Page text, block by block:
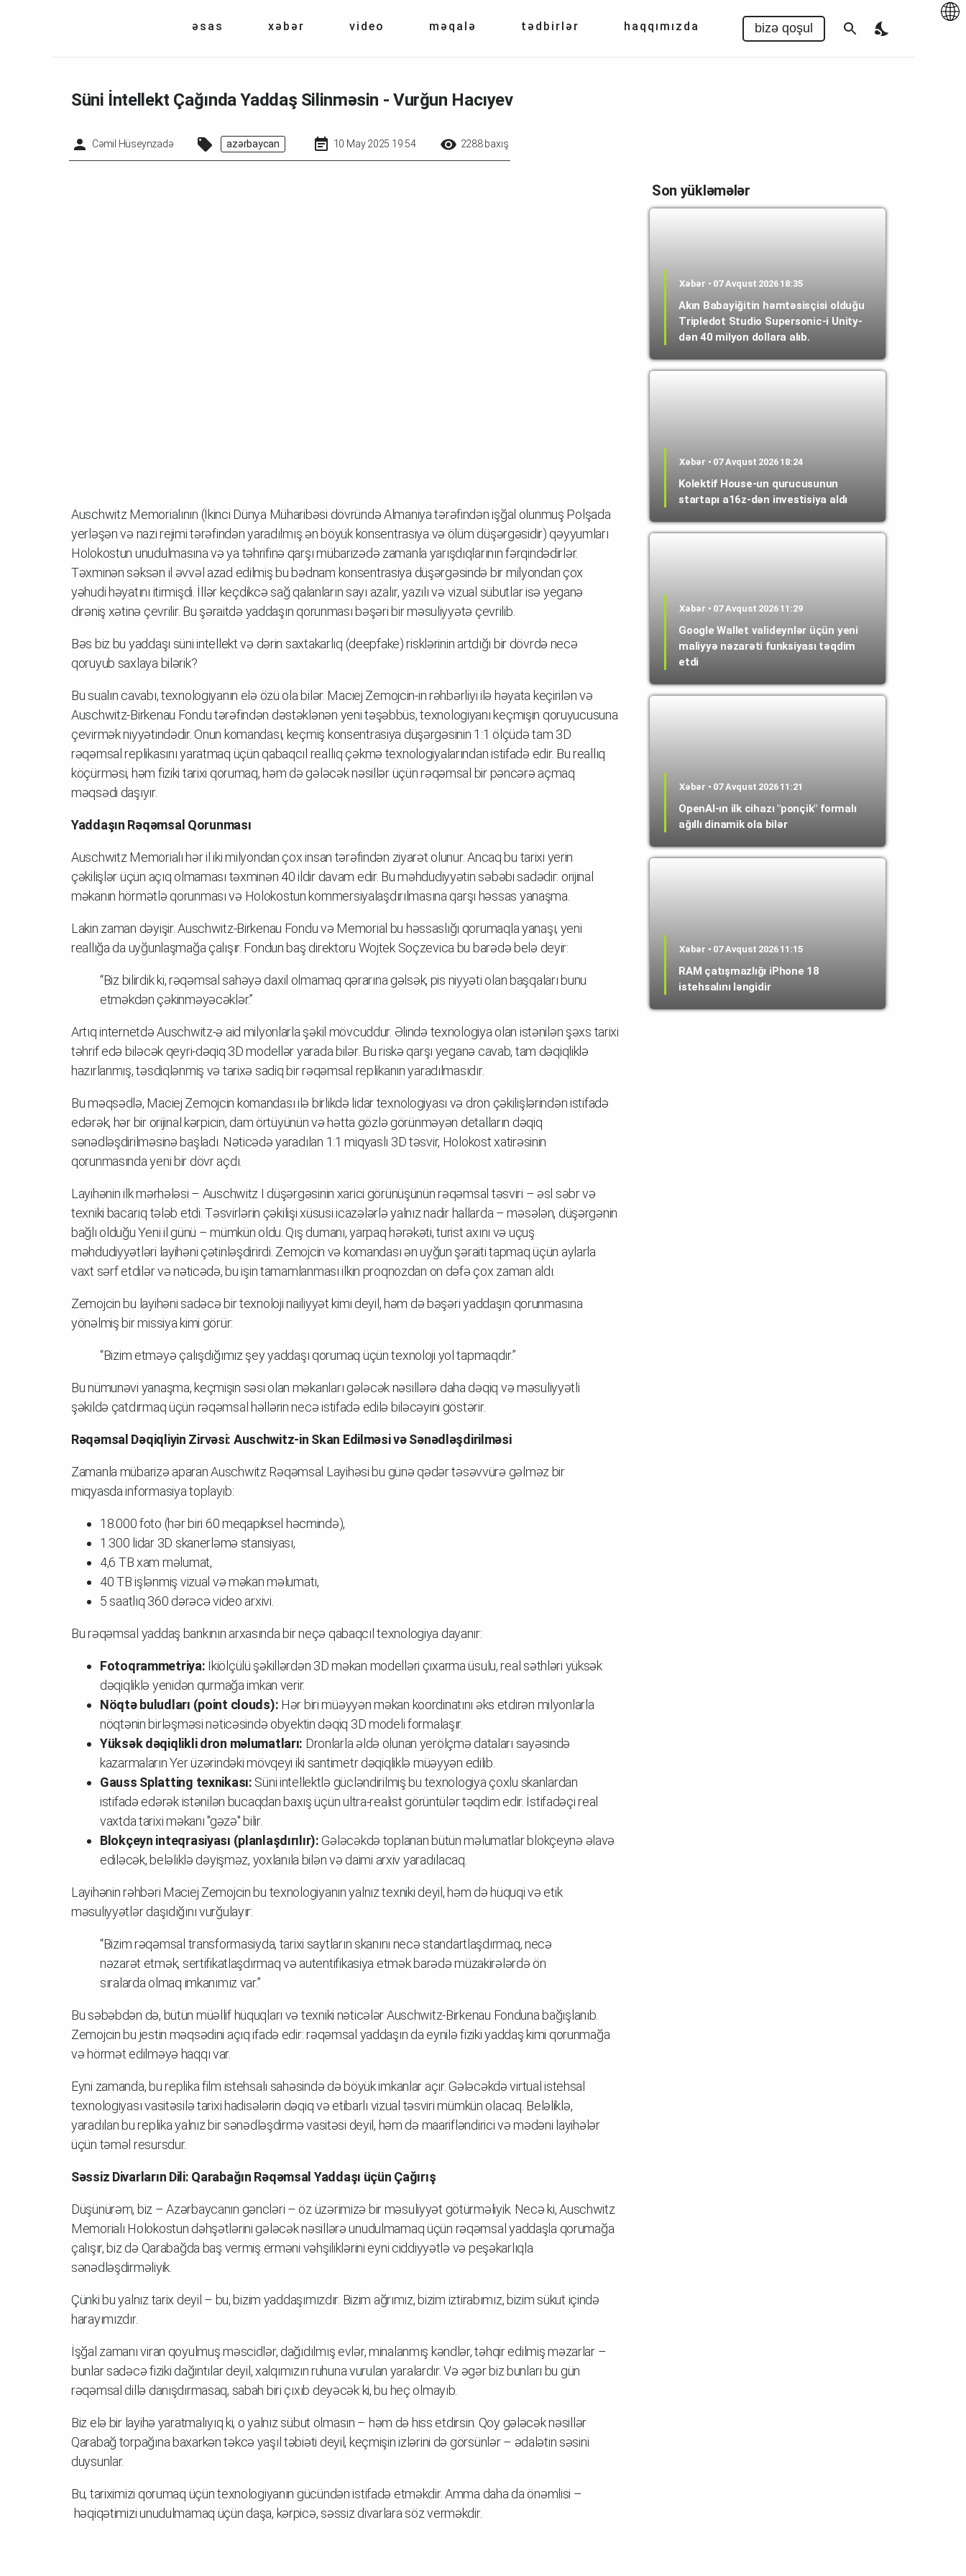
əsas xəbər video məqalə tədbirlər haqqımızda bizə qoşul
Süni İntellekt Çağında Yaddaş Silinməsin - Vurğun Hacıyev
Cəmil Hüseynzadə azərbaycan 10 May 2025 19:54 2288 baxış
Auschwitz Memorialının (İkinci Dünya Müharibəsi dövründə Almaniya tərəfindən işğal olunmuş Polşada
yerləşən və nazi rejimi tərəfindən yaradılmış ən böyük konsentrasiya və ölüm düşərgəsidir) qəyyumları
Holokostun unudulmasına və ya təhrifinə qarşı mübarizədə zamanla yarışdıqlarının fərqindədirlər.
Təxminən səksən il əvvəl azad edilmiş bu bədnam konsentrasiya düşərgəsində bir milyondan çox
yəhudi həyatını itirmişdi. İllər keçdikcə sağ qalanların sayı azalır, yazılı və vizual sübutlar isə yeganə
dirəniş xətinə çevrilir. Bu şəraitdə yaddaşın qorunması bəşəri bir məsuliyyətə çevrilib.
Bəs biz bu yaddaşı süni intellekt və dərin saxtakarlıq (deepfake) risklərinin artdığı bir dövrdə necə
qoruyub saxlaya bilərik?
Bu sualın cavabı, texnologiyanın elə özü ola bilər. Maciej Zemojcin-in rəhbərliyi ilə həyata keçirilən və
Auschwitz-Birkenau Fondu tərəfindən dəstəklənən yeni təşəbbüs, texnologiyanı keçmişin qoruyucusuna
çevirmək niyyətindədir. Onun komandası, keçmiş konsentrasiya düşərgəsinin 1:1 ölçüdə tam 3D
rəqəmsal replikasını yaratmaq üçün qabaqcıl reallıq çəkmə texnologiyalarından istifadə edir. Bu reallıq
köçürməsi, həm fiziki tarixi qorumaq, həm də gələcək nəsillər üçün rəqəmsal bir pəncərə açmaq
məqsədi daşıyır.
Yaddaşın Rəqəmsal Qorunması
Auschwitz Memorialı hər il iki milyondan çox insan tərəfindən ziyarət olunur. Ancaq bu tarixi yerin
çəkilişlər üçün açıq olmaması təxminən 40 ildir davam edir. Bu məhdudiyyətin səbəbi sadədir: orijinal
məkanın hörmətlə qorunması və Holokostun kommersiyalaşdırılmasına qarşı həssas yanaşma.
Lakin zaman dəyişir. Auschwitz-Birkenau Fondu və Memorial bu həssaslığı qorumaqla yanaşı, yeni
reallığa da uyğunlaşmağa çalışır. Fondun baş direktoru Wojtek Soçzevica bu barədə belə deyir:
“Biz bilirdik ki, rəqəmsal sahəyə daxil olmamaq qərarına gəlsək, pis niyyəti olan başqaları bunu
etməkdən çəkinməyəcəklər.”
Artıq internetdə Auschwitz-ə aid milyonlarla şəkil mövcuddur. Əlində texnologiya olan istənilən şəxs tarixi
təhrif edə biləcək qeyri-dəqiq 3D modellər yarada bilər. Bu riskə qarşı yeganə cavab, tam dəqiqliklə
hazırlanmış, təsdiqlənmiş və tarixə sadiq bir rəqəmsal replikanın yaradılmasıdır.
Bu məqsədlə, Maciej Zemojcin komandası ilə birlikdə lidar texnologiyası və dron çəkilişlərindən istifadə
edərək, hər bir orijinal kərpicin, dam örtüyünün və hətta gözlə görünməyən detalların dəqiq
sənədləşdirilməsinə başladı. Nəticədə yaradılan 1:1 miqyaslı 3D təsvir, Holokost xatirəsinin
qorunmasında yeni bir dövr açdı.
Layihənin ilk mərhələsi – Auschwitz I düşərgəsinin xarici görünüşünün rəqəmsal təsviri – əsl səbr və
texniki bacarıq tələb etdi. Təsvirlərin çəkilişi xüsusi icazələrlə yalnız nadir hallarda – məsələn, düşərgənin
bağlı olduğu Yeni il günü – mümkün oldu. Qış dumanı, yarpaq hərəkəti, turist axını və uçuş
məhdudiyyətləri layihəni çətinləşdirirdi. Zemojcin və komandası ən uyğun şəraiti tapmaq üçün aylarla
vaxt sərf etdilər və nəticədə, bu işin tamamlanması ilkin proqnozdan on dəfə çox zaman aldı.
Zemojcin bu layihəni sadəcə bir texnoloji nailiyyət kimi deyil, həm də bəşəri yaddaşın qorunmasına
yönəlmiş bir missiya kimi görür:
“Bizim etməyə çalışdığımız şey yaddaşı qorumaq üçün texnoloji yol tapmaqdır.”
Bu nümunəvi yanaşma, keçmişin səsi olan məkanları gələcək nəsillərə daha dəqiq və məsuliyyətli
şəkildə çatdırmaq üçün rəqəmsal həllərin necə istifadə edilə biləcəyini göstərir.
Rəqəmsal Dəqiqliyin Zirvəsi: Auschwitz-in Skan Edilməsi və Sənədləşdirilməsi
Zamanla mübarizə aparan Auschwitz Rəqəmsal Layihəsi bu günə qədər təsəvvürə gəlməz bir
miqyasda informasiya toplayıb:
18.000 foto (hər biri 60 meqapiksel həcmində),
1.300 lidar 3D skanerləmə stansiyası,
4,6 TB xam məlumat,
40 TB işlənmiş vizual və məkan məlumatı,
5 saatlıq 360 dərəcə video arxivi.
Bu rəqəmsal yaddaş bankının arxasında bir neçə qabaqcıl texnologiya dayanır:
Fotoqrammetriya: İkiölçülü şəkillərdən 3D məkan modelləri çıxarma üsulu, real səthləri yüksək
dəqiqliklə yenidən qurmağa imkan verir.
Nöqtə buludları (point clouds): Hər biri müəyyən məkan koordinatını əks etdirən milyonlarla
nöqtənin birləşməsi nəticəsində obyektin dəqiq 3D modeli formalaşır.
Yüksək dəqiqlikli dron məlumatları: Dronlarla əldə olunan yerölçmə dataları sayəsində
kazarmaların Yer üzərindəki mövqeyi iki santimetr dəqiqliklə müəyyən edilib.
Gauss Splatting texnikası: Süni intellektlə gücləndirilmiş bu texnologiya çoxlu skanlardan
istifadə edərək istənilən bucaqdan baxış üçün ultra-realist görüntülər təqdim edir. İstifadəçi real
vaxtda tarixi məkanı "gəzə" bilir.
Blokçeyn inteqrasiyası (planlaşdırılır):Gələcəkdə toplanan bütün məlumatlar blokçeynə əlavə
ediləcək, beləliklə dəyişməz, yoxlanıla bilən və daimi arxiv yaradılacaq.
Layihənin rəhbəri Maciej Zemojcin bu texnologiyanın yalnız texniki deyil, həm də hüquqi və etik
məsuliyyətlər daşıdığını vurğulayır:
“Bizim rəqəmsal transformasiyda, tarixi saytların skanını necə standartlaşdırmaq, necə
nəzarət etmək, sertifikatlaşdırmaq və autentifikasiya etmək barədə müzakirələrdə ön
sıralarda olmaq imkanımız var.”
Bu səbəbdən də, bütün müəllif hüquqları və texniki nəticələr Auschwitz-Birkenau Fonduna bağışlanıb.
Zemojcin bu jestin məqsədini açıq ifadə edir: rəqəmsal yaddaşın da eynilə fiziki yaddaş kimi qorunmağa
və hörmət edilməyə haqqı var.
Eyni zamanda, bu replika film istehsalı sahəsində də böyük imkanlar açır. Gələcəkdə virtual istehsal
texnologiyası vasitəsilə tarixi hadisələrin dəqiq və etibarlı vizual təsviri mümkün olacaq. Beləliklə,
yaradılan bu replika yalnız bir sənədləşdirmə vasitəsi deyil, həm də maarifləndirici və mədəni layihələr
üçün təməl resursdur.
Səssiz Divarların Dili: Qarabağın Rəqəmsal Yaddaşı üçün Çağırış
Düşünürəm, biz – Azərbaycanın gəncləri – öz üzərimizə bir məsuliyyət götürməliyik. Necə ki, Auschwitz
Memorialı Holokostun dəhşətlərini gələcək nəsillərə unudulmamaq üçün rəqəmsal yaddaşla qorumağa
çalışır, biz də Qarabağda baş vermiş erməni vəhşiliklərini eyni ciddiyyətlə və peşəkarlıqla
sənədləşdirməliyik.
Çünki bu yalnız tarix deyil – bu, bizim yaddaşımızdır. Bizim ağrımız, bizim iztirabımız, bizim sükut içində
harayımızdır.
İşğal zamanı viran qoyulmuş məscidlər, dağıdılmış evlər, minalanmış kəndlər, təhqir edilmiş məzarlar –
bunlar sadəcə fiziki dağıntılar deyil, xalqımızın ruhuna vurulan yaralardır. Və əgər biz bunları bu gün
rəqəmsal dillə danışdırmasaq, sabah biri çıxıb deyəcək ki, bu heç olmayıb.
Biz elə bir layihə yaratmalıyıq ki, o yalnız sübut olmasın – həm də hiss etdirsin. Qoy gələcək nəsillər
Qarabağ torpağına baxarkən təkcə yaşıl təbiəti deyil, keçmişin izlərini də görsünlər – ədalətin səsini
duysunlar.
Bu, tariximizi qorumaq üçün texnologiyanın gücündən istifadə etməkdir. Amma daha da önəmlisi –
həqiqətimizi unudulmamaq üçün daşa, kərpicə, səssiz divarlara söz verməkdir.
Son yükləmələr
Xəbər • 07 Avqust 2026 18:35
Akın Babayiğitin həmtəsisçisi olduğu
Tripledot Studio Supersonic-i Unity-
dən 40 milyon dollara alıb.
Xəbər • 07 Avqust 2026 18:24
Kolektif House-un qurucusunun
startapı a16z-dən investisiya aldı
Xəbər • 07 Avqust 2026 11:29
Google Wallet valideynlər üçün yeni
maliyyə nəzarəti funksiyası təqdim
etdi
Xəbər • 07 Avqust 2026 11:21
OpenAI-ın ilk cihazı "ponçik" formalı
ağıllı dinamik ola bilər
Xəbər • 07 Avqust 2026 11:15
RAM çatışmazlığı iPhone 18
istehsalını ləngidir